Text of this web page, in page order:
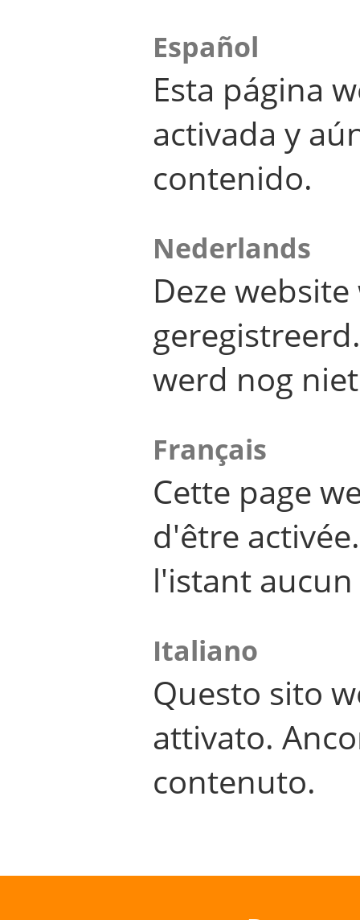
Español
Esta página
activada y
contenido.
Nederlands
Deze
werd nog
Français
Cette page
d'être
l'istant
Italiano
Questo sito
attivato.
contenuto.